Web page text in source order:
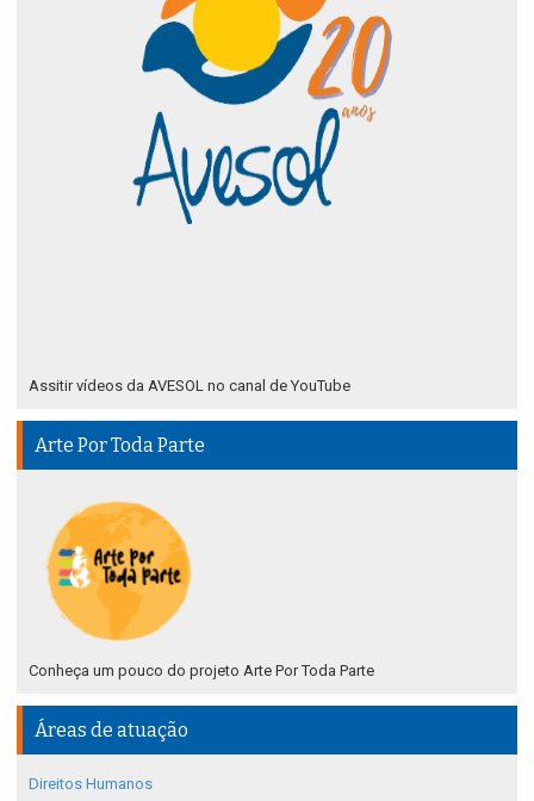
Assitir vídeos da AVESOL no canal de YouTube
Arte Por Toda Parte
Conheça um pouco do projeto Arte Por Toda Parte
Áreas de atuação
Direitos Humanos